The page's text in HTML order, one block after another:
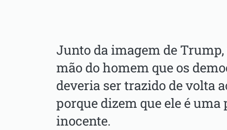
Junto da imagem de Trump,
mão do homem que os
deveria ser trazido de volta
porque dizem que ele é uma
inocente.